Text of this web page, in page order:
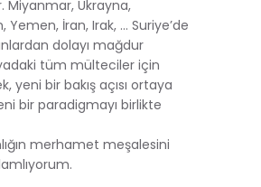
Ukrayna,
Yemen, İran, Irak, … Suriye’de
dolayı mağdur
tüm mülteciler için
bir bakış açısı ortaya
bir paradigmayı birlikte
merhamet meşalesini